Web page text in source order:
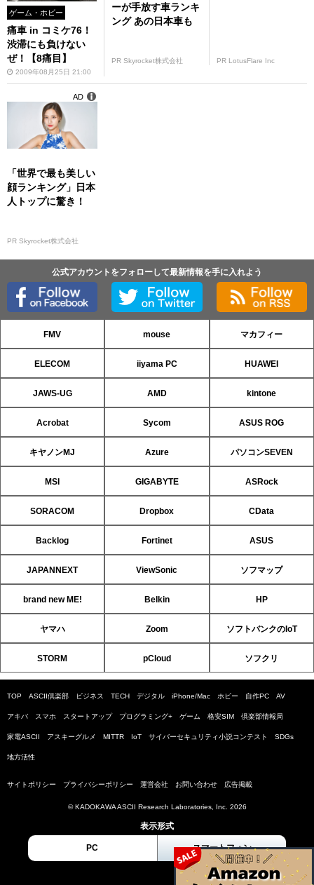
ゲーム・ホビー
痛車 in コミケ76！
渋滞にも負けない
ぜ！【8痛目】
2009年08月25日 21:00
ーが手放す車ランキ
ング あの日本車も
PR Skyrocket株式会社 PR LotusFlare Inc
「世界で最も美しい
顔ランキング」日本
人トップに驚き！
PR Skyrocket株式会社
AD
公式アカウントをフォローして最新情報を手に入れよう
FMV mouse マカフィー
ELECOM iiyama PC HUAWEI
JAWS-UG AMD kintone
Acrobat Sycom ASUS ROG
キヤノンMJ Azure パソコンSEVEN
MSI GIGABYTE ASRock
SORACOM Dropbox CData
Backlog Fortinet ASUS
JAPANNEXT ViewSonic ソフマップ
brand new ME! Belkin HP
ヤマハ Zoom ソフトバンクのIoT
STORM pCloud ソフクリ
TOP ASCII倶楽部 ビジネス TECH デジタル iPhone/Mac ホビー 自作PC AV
アキバ スマホ スタートアップ プログラミング+ ゲーム 格安SIM 倶楽部情報局
家電ASCII アスキーグルメ MITTR IoT サイバーセキュリティ小説コンテスト SDGs
地方活性
サイトポリシー プライバシーポリシー 運営会社 お問い合わせ 広告掲載
© KADOKAWA ASCII Research Laboratories, Inc. 2026
表示形式
PC スマートフォン